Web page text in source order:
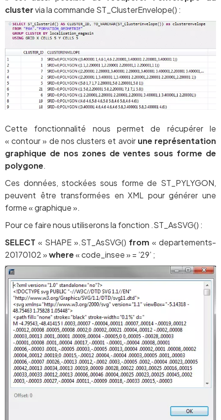
clustervia la commande ST_ClusterEnvelope() :
Cette fonctionnalité nous permet de récupérer le
« contour » de nos clusters et avoir une représentation
graphique de nos zones de ventes sous forme de
polygone.
Ces données, stockées sous forme de ST_PYLYGON,
peuvent être transformées en XML pour générer une
forme « graphique ».
Pour ce faire nous utiliserons la fonction .ST_AsSVG() :
SELECT « SHAPE ».ST_AsSVG() from « departements-
20170102 »where« code_insee » = ’29’ ;